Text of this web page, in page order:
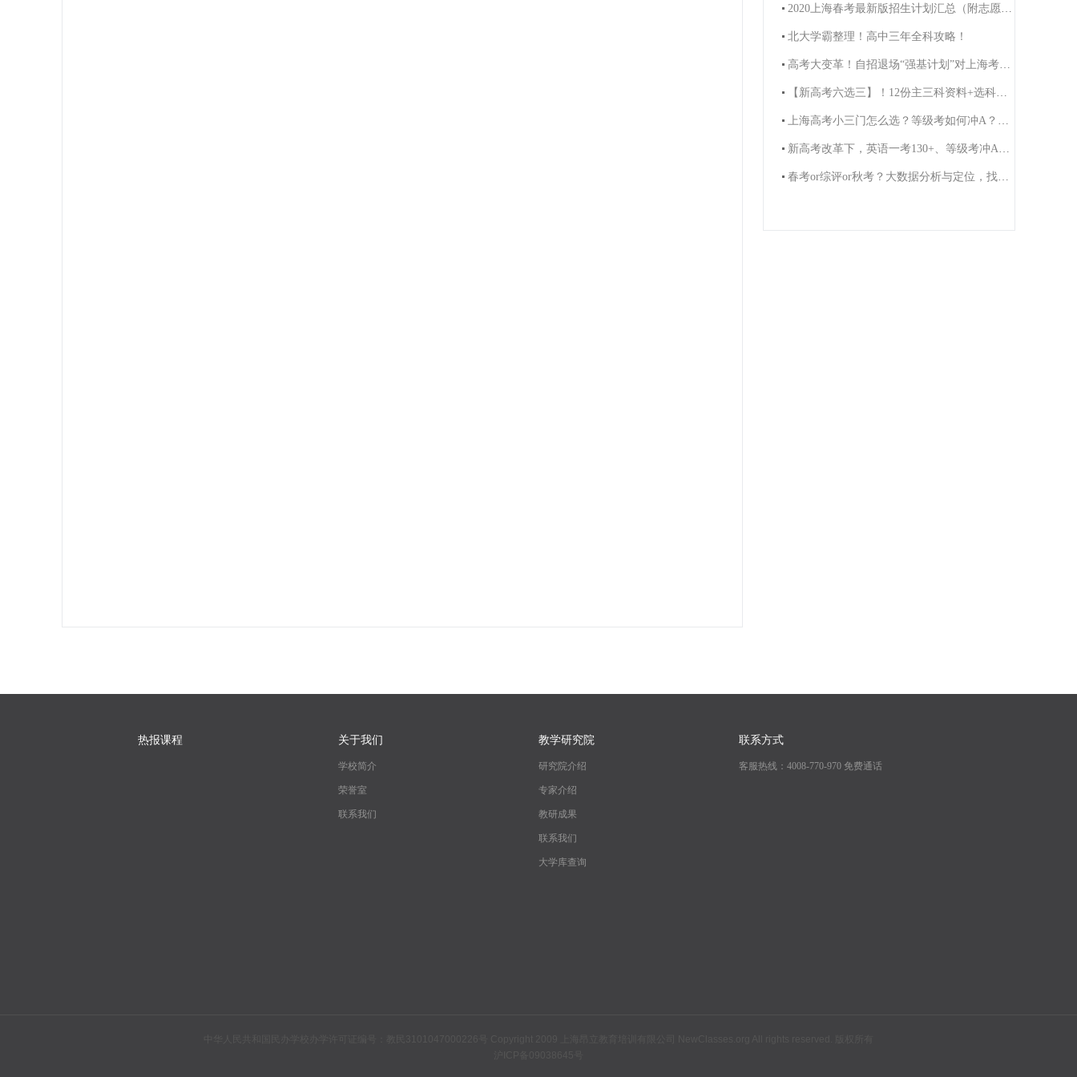
2020上海春考最新版招生计划汇总（附志愿填报攻略）
北大学霸整理！高中三年全科攻略！
高考大变革！自招退场“强基计划”对上海考生影响有多大？
【新高考六选三】！12份主三科资料+选科规划视频免费领！
上海高考小三门怎么选？等级考如何冲A？高一高二看过来！
新高考改革下，英语一考130+、等级考冲A+方法！（附学科礼包）
春考or综评or秋考？大数据分析与定位，找准适合你的升学途径
热报课程 关于我们
学校简介
荣誉室
联系我们
教学研究院
研究院介绍
专家介绍
教研成果
联系我们
大学库查询
联系方式
客服热线：4008-770-970 免费通话